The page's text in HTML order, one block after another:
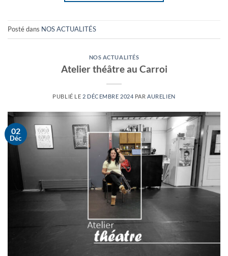
Posté dans NOS ACTUALITÉS
NOS ACTUALITÉS
Atelier théâtre au Carroi
PUBLIÉ LE 2 DÉCEMBRE 2024 PAR AURELIEN
02
Déc